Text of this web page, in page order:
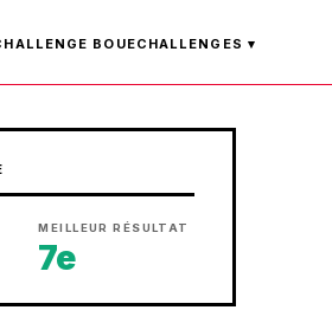
BOUECHALLENGES ▾
MEILLEUR RÉSULTAT
7e